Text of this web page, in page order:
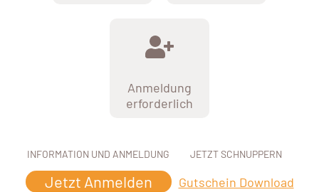
Anmeldung
erforderlich
INFORMATION UND ANMELDUNG
Jetzt Anmelden
JETZT SCHNUPPERN
Gutschein Download